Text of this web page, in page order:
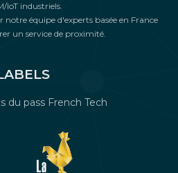
IoT industriels.
notre équipe d'experts basée en France
un service de proximité.
du pass French Tech